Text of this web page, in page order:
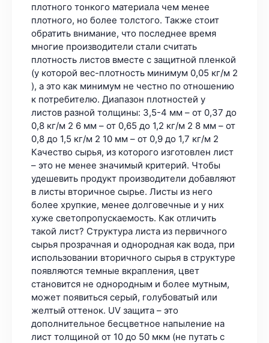
плотного тонкого материала чем менее
плотного, но более толстого. Также стоит
обратить внимание, что последнее время
многие производители стали считать
плотность листов вместе с защитной пленкой
(у которой вес-плотность минимум 0,05 кг/м 2
), а это как минимум не честно по отношению
к потребителю. Диапазон плотностей у
листов разной толщины: 3,5-4 мм – от 0,37 до
0,8 кг/м 2 6 мм – от 0,65 до 1,2 кг/м 2 8 мм – от
0,8 до 1,5 кг/м 2 10 мм – от 0,9 до 1,7 кг/м 2
Качество сырья, из которого изготовлен лист
– это не менее значимый критерий. Чтобы
удешевить продукт производители добавляют
в листы вторичное сырье. Листы из него
более хрупкие, менее долговечные и у них
хуже светопропускаемость. Как отличить
такой лист? Структура листа из первичного
сырья прозрачная и однородная как вода, при
использовании вторичного сырья в структуре
появляются темные вкрапления, цвет
становится не однородным и более мутным,
может появиться серый, голубоватый или
желтый оттенок. UV защита – это
дополнительное бесцветное напыление на
лист толщиной от 10 до 50 мкм (не путать с